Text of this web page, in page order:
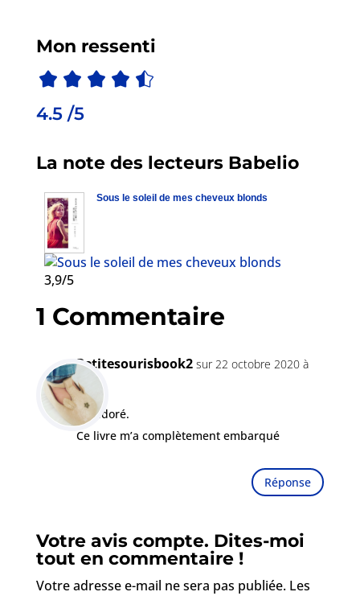
Mon ressenti
4.5 /5
La note des lecteurs Babelio
Sous le soleil de mes cheveux blonds
3,9/5
1 Commentaire
Petitesourisbook2 sur 22 octobre 2020 à
09:11
J’ai adoré.
Ce livre m’a complètement embarqué
Réponse
Votre avis compte. Dites-moi
tout en commentaire !
Votre adresse e-mail ne sera pas publiée. Les